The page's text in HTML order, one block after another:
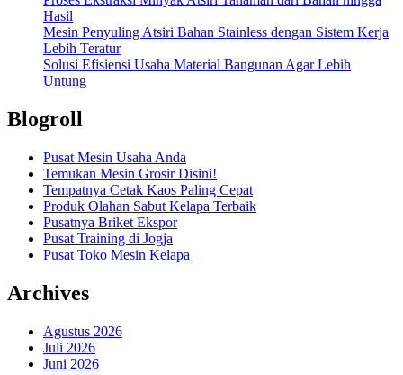
Hasil
Mesin Penyuling Atsiri Bahan Stainless dengan Sistem Kerja
Lebih Teratur
Solusi Efisiensi Usaha Material Bangunan Agar Lebih
Untung
Blogroll
Pusat Mesin Usaha Anda
Temukan Mesin Grosir Disini!
Tempatnya Cetak Kaos Paling Cepat
Produk Olahan Sabut Kelapa Terbaik
Pusatnya Briket Ekspor
Pusat Training di Jogja
Pusat Toko Mesin Kelapa
Archives
Agustus 2026
Juli 2026
Juni 2026